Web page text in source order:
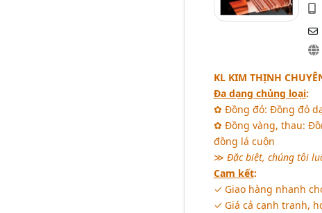
KL KIM THỊNH
Đa dạng chủng loại:
✿ Đồng đỏ: Đồng đỏ
✿ Đồng vàng, thau:
đồng lá cuộn
≫ Đặc biệt, chúng tôi
Cam kết:
✓ Giao hàng nhanh
✓ Giá cả cạnh tranh,